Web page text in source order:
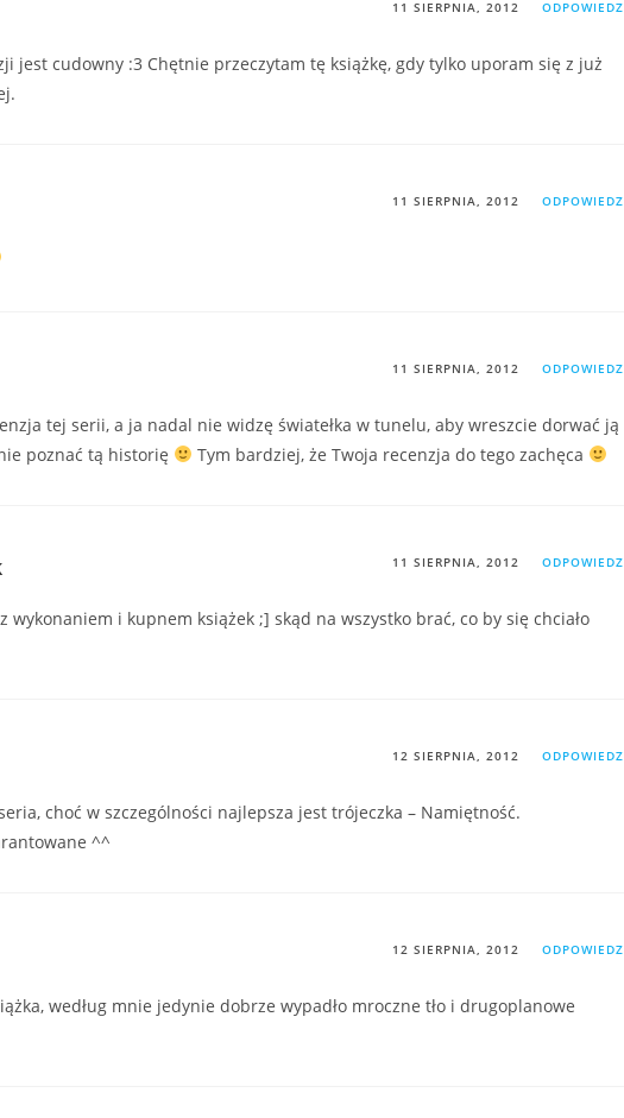
11 SIERPNIA, 2012 ODPOWIEDZ
jest cudowny :3 Chętnie przeczytam tę książkę, gdy tylko uporam się z już
11 SIERPNIA, 2012 ODPOWIEDZ
11 SIERPNIA, 2012 ODPOWIEDZ
tej serii, a ja nadal nie widzę światełka w tunelu, aby wreszcie dorwać ją
poznać tą historię
Tym bardziej, że Twoja recenzja do tego zachęca
11 SIERPNIA, 2012 ODPOWIEDZ
wykonaniem i kupnem książek ;] skąd na wszystko brać, co by się chciało
12 SIERPNIA, 2012 ODPOWIEDZ
choć w szczególności najlepsza jest trójeczka – Namiętność.
^^
12 SIERPNIA, 2012 ODPOWIEDZ
według mnie jedynie dobrze wypadło mroczne tło i drugoplanowe